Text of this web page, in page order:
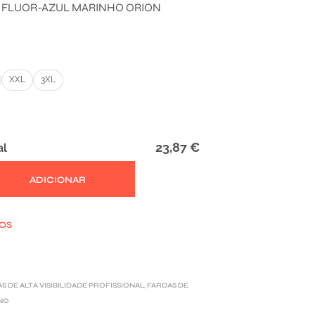
AZUL MARINHO ORION
XXL 3XL
23,87 €
ADICIONAR
DE ALTA VISIBILIDADE PROFISSIONAL, FARDAS DE